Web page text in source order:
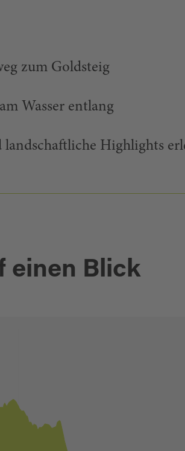
zum Goldsteig
Wasser entlang
Highlights
einen Blick